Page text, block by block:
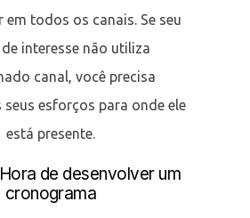
em todos os canais. Se seu
interesse não utiliza
canal, você precisa
esforços para onde ele
está presente.
de desenvolver um
cronograma